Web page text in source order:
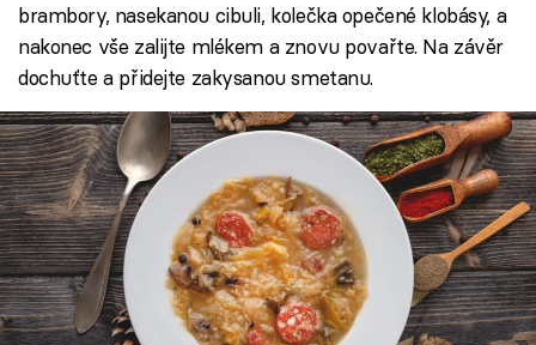
brambory, nasekanou cibuli, kolečka opečené klobásy, a
nakonec vše zalijte mlékem a znovu povařte. Na závěr
dochuťte a přidejte zakysanou smetanu.